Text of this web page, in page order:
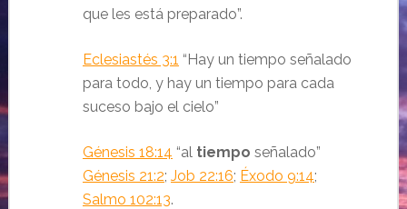
que les está preparado”.
Eclesiastés 3:1 “Hay un tiempo señalado
para todo, y hay un tiempo para cada
suceso bajo el cielo”
Génesis 18:14 “al tiempo señalado”
Génesis 21:2; Job 22:16; Éxodo 9:14;
Salmo 102:13.